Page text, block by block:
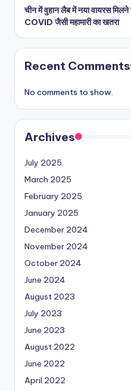
चीन में वुहान लैब में नया वायरस मिलने
COVID जैसी महामारी का खतरा
Recent Comments
No comments to show.
Archives
July 2025
March 2025
February 2025
January 2025
December 2024
November 2024
October 2024
June 2024
August 2023
July 2023
June 2023
August 2022
June 2022
April 2022